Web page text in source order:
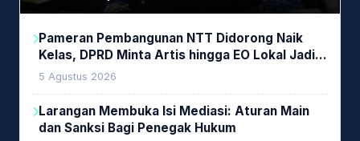
Pameran Pembangunan NTT Didorong Naik
Kelas, DPRD Minta Artis hingga EO Lokal Jadi
Prioritas
5 Agustus 2026
Larangan Membuka Isi Mediasi: Aturan Main
dan Sanksi Bagi Penegak Hukum